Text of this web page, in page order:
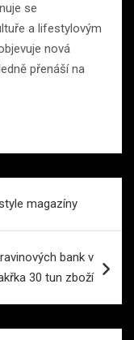
se
a lifestylovým
nová
přenáší na
magazíny
bank v
30 tun zboží